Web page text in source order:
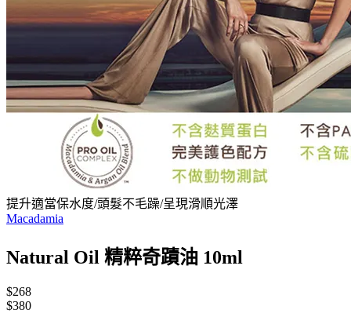
提升適當保水度/頭髮不毛躁/呈現滑順光澤
Macadamia
Natural Oil 精粹奇蹟油 10ml
$268
$380